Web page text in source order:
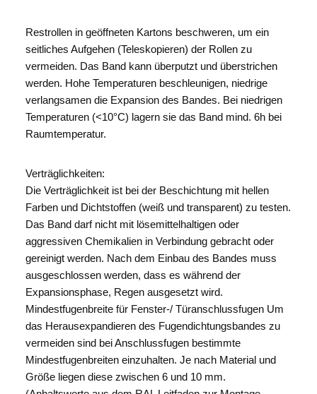
Restrollen in geöffneten Kartons beschweren, um ein
seitliches Aufgehen (Teleskopieren) der Rollen zu
vermeiden. Das Band kann überputzt und überstrichen
werden. Hohe Temperaturen beschleunigen, niedrige
verlangsamen die Expansion des Bandes. Bei niedrigen
Temperaturen (<10°C) lagern sie das Band mind. 6h bei
Raumtemperatur.
Verträglichkeiten:
Die Verträglichkeit ist bei der Beschichtung mit hellen
Farben und Dichtstoffen (weiß und transparent) zu testen.
Das Band darf nicht mit lösemittelhaltigen oder
aggressiven Chemikalien in Verbindung gebracht oder
gereinigt werden. Nach dem Einbau des Bandes muss
ausgeschlossen werden, dass es während der
Expansionsphase, Regen ausgesetzt wird.
Mindestfugenbreite für Fenster-/ Türanschlussfugen Um
das Herausexpandieren des Fugendichtungsbandes zu
vermeiden sind bei Anschlussfugen bestimmte
Mindestfugenbreiten einzuhalten. Je nach Material und
Größe liegen diese zwischen 6 und 10 mm.